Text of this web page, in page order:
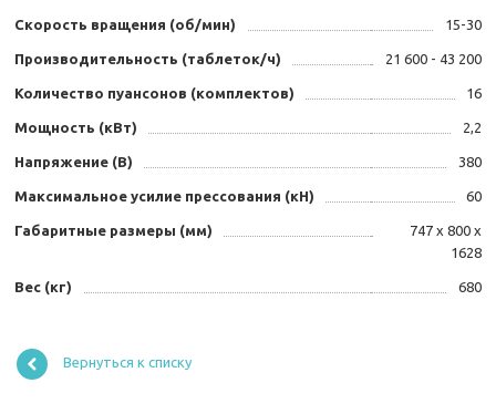
Скорость вращения (об/мин) 15-30
Производительность (таблеток/ч) 21 600 - 43 200
Количество пуансонов (комплектов) 16
Мощность (кВт) 2,2
Напряжение (В) 380
Максимальное усилие прессования (кН) 60
Габаритные размеры (мм)
747 х 800 х
1628
Вес (кг) 680
Вернуться к списку